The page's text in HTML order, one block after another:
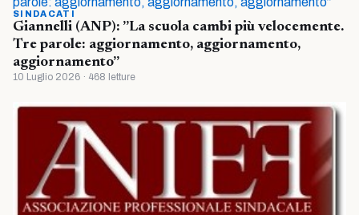
SINDACATI
Giannelli (ANP): ”La scuola cambi più velocemente.
Tre parole: aggiornamento, aggiornamento,
aggiornamento”
10 Luglio 2026 · 468 letture